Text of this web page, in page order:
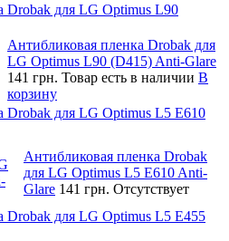
Drobak для LG Optimus L90
Антибликовая пленка Drobak для
LG Optimus L90 (D415) Anti-Glare
141 грн. Товар есть в наличии В
корзину
Drobak для LG Optimus L5 E610
Антибликовая пленка Drobak
для LG Optimus L5 E610 Anti-
Glare 141 грн. Отсутствует
Drobak для LG Optimus L5 E455